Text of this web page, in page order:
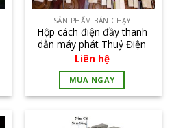
SẢN PHẨM BÁN CHẠY
Hộp cách điện đầy thanh
dẫn máy phát Thuỷ Điện
Liên hệ
MUA NGAY